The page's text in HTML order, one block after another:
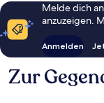
Melde dich
anzuzeigen.
Anmelden
Zur